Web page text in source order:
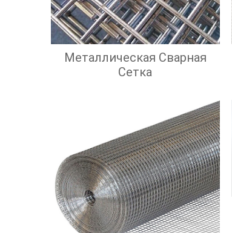
Металлическая Сварная
Сетка